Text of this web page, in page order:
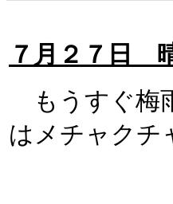
７月２７日
もうすぐ梅
はメチャクチ